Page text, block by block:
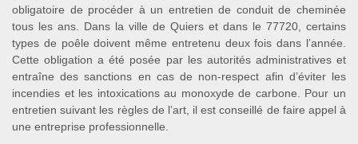
obligatoire de procéder à un entretien de conduit de cheminée
tous les ans. Dans la ville de Quiers et dans le 77720, certains
types de poêle doivent même entretenu deux fois dans l’année.
Cette obligation a été posée par les autorités administratives et
entraîne des sanctions en cas de non-respect afin d’éviter les
incendies et les intoxications au monoxyde de carbone. Pour un
entretien suivant les règles de l’art, il est conseillé de faire appel à
une entreprise professionnelle.